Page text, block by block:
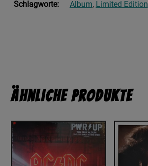
Schlagworte:
Album, Limited Edition
Ähnliche Produkte